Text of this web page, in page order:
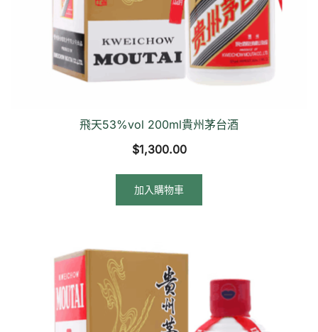
飛天53%vol 200ml貴州茅台酒
$1,300.00
加入購物車